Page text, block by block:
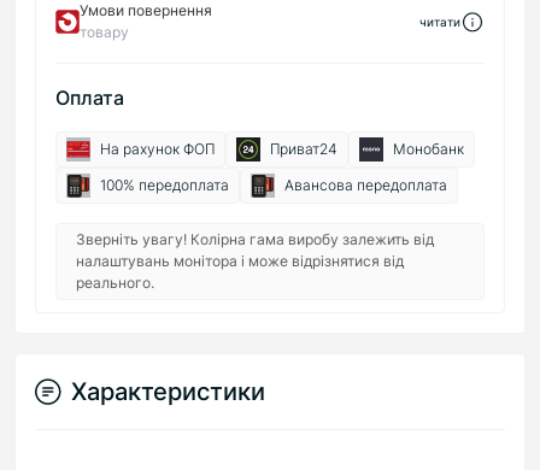
Умови повернення
товару
читати
Оплата
На рахунок ФОП Приват24
Монобанк
100% передоплата
Авансова передоплата
Зверніть увагу! Колірна гама виробу залежить від
налаштувань монітора і може відрізнятися від
реального.
Характеристики